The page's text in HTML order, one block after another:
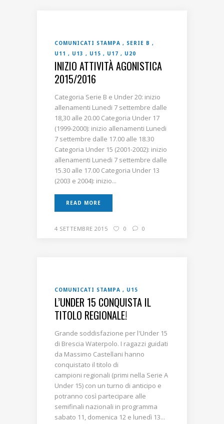
COMUNICATI STAMPA
SERIE B
U11
U13 U15 U17 U20
INIZIO ATTIVITÀ AGONISTICA
2015/2016
Categoria Serie B e Under 20: inizio
allenamenti Lunedi 7 settembre dalle
18,30 alle 20.00 Categoria Under 17
(1999-2000): inizio allenamenti Lunedi
7 settembre dalle 17.00 alle 18.30
Categoria Under 15 (2001-2002): inizio
allenamenti Lunedi 7 settembre dalle
15.30 alle 17.00 Categoria Under 13
(2003 e 2004): inizio...
READ MORE
4 SETTEMBRE 2015 0 0
COMUNICATI STAMPA U15
L’UNDER 15 CONQUISTA IL
TITOLO REGIONALE!
Grande soddisfazione per l'Under 15
di Brescia Waterpolo. I ragazzi guidati
da Massimo Castellani hanno
conquistato il titolo di
campioni regionali (primi nella Serie A
Under 15) con un turno di anticipo e
potranno così partecipare alle
semifinali nazionali in programma
sabato 11, domenica 12 e lunedì 13...